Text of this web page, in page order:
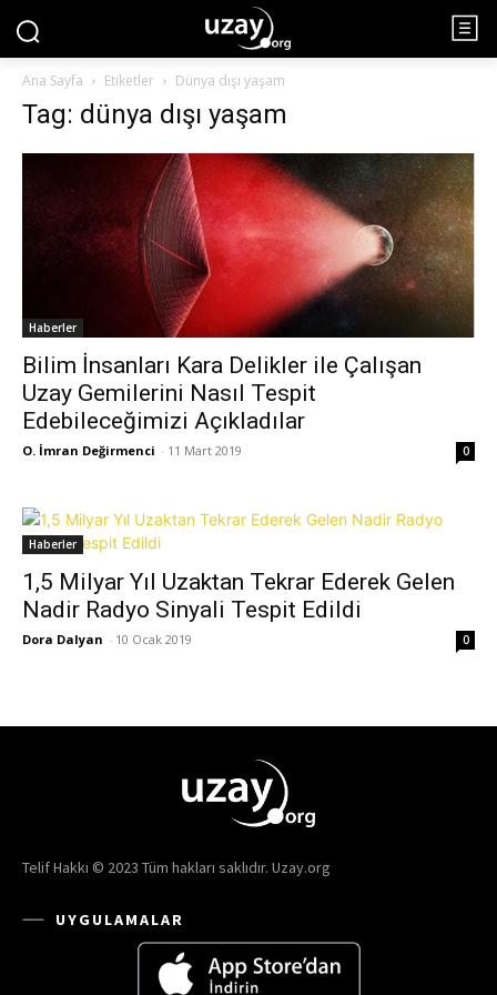
Ana Sayfa Etiketler Dünya dışı yaşam
Tag: dünya dışı yaşam
Haberler
Bilim İnsanları Kara Delikler ile Çalışan
Uzay Gemilerini Nasıl Tespit
Edebileceğimizi Açıkladılar
O. İmran Değirmenci - 11 Mart 2019 0
Haberler
1,5 Milyar Yıl Uzaktan Tekrar Ederek Gelen
Nadir Radyo Sinyali Tespit Edildi
Dora Dalyan - 10 Ocak 2019 0
Telif Hakkı © 2023 Tüm hakları saklıdır. Uzay.org
UYGULAMALAR